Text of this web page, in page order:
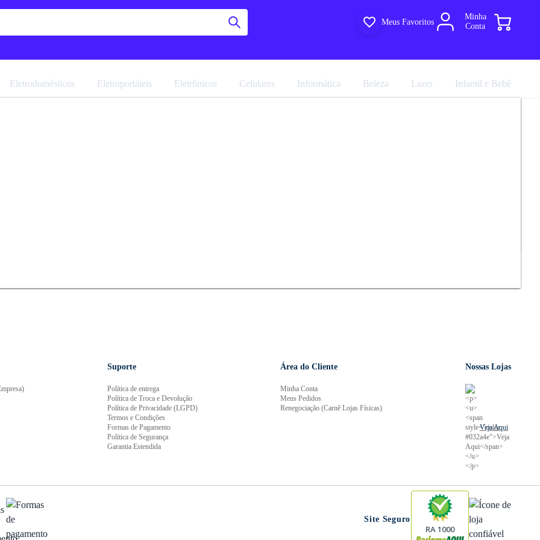
Meus Favoritos
Minha
Conta
Eletrodomésticos Eletroportáteis Eletrônicos Celulares Informática Beleza Lazer Infantil e Bebê
Suporte
Política de entrega
Política de Troca e Devolução
Política de Privacidade (LGPD)
Termos e Condições
Formas de Pagamento
Política de Segurança
Garantia Estendida
Área do Cliente
Minha Conta
Meus Pedidos
Renegociação (Carnê Lojas Físicas)
Nossas Lojas
Veja Aqui
Site Seguro
RA 1000